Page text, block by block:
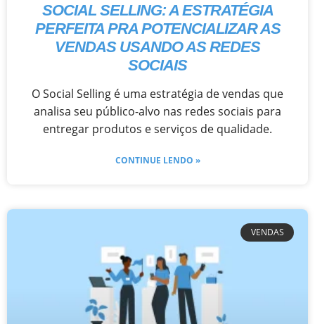
SOCIAL SELLING: A ESTRATÉGIA
PERFEITA PRA POTENCIALIZAR AS
VENDAS USANDO AS REDES
SOCIAIS
O Social Selling é uma estratégia de vendas que
analisa seu público-alvo nas redes sociais para
entregar produtos e serviços de qualidade.
CONTINUE LENDO »
VENDAS